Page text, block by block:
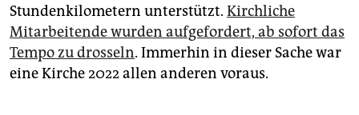
Stundenkilometern unterstützt. Kirchliche
Mitarbeitende wurden aufgefordert, ab sofort das
Tempo zu drosseln. Immerhin in dieser Sache war
eine Kirche 2022 allen anderen voraus.